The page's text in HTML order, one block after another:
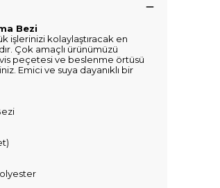
Bezi
işlerinizi kolaylaştıracak en
Çok amaçlı ürünümüzü
peçetesi ve beslenme örtüsü
Emici ve suya dayanıklı bir